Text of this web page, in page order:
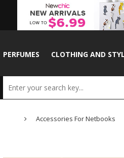
PERFUMES CLOTHING AND
Accessories For Netbooks